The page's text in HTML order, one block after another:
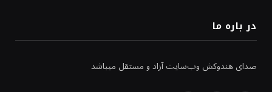
در باره ما
صدای هندوکش وب‌سایت آزاد و مستقل میباشد